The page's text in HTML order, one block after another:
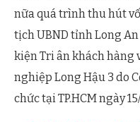
nữa quá trình thu hút
tịch UBND tỉnh Long
kiện Tri ân khách hàng
nghiệp Long Hậu 3 do
chức tại TP.HCM ngày